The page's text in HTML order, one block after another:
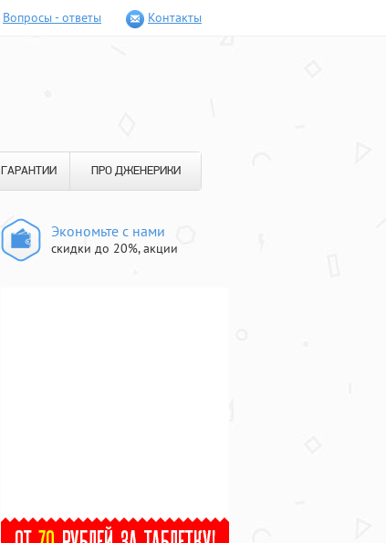
Вопросы - ответы Контакты
ГАРАНТИИ ПРО ДЖЕНЕРИКИ
Экономьте с нами
скидки до 20%, акции